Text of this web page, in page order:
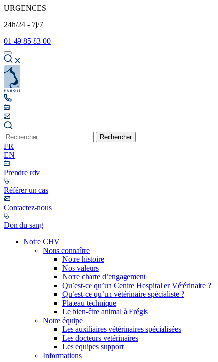
URGENCES
24h/24 - 7j/7
01 49 85 83 00
Rechercher
FR
EN
Prendre rdv
Référer un cas
Contactez-nous
Don du sang
Notre CHV
Nous connaître
Notre histoire
Nos valeurs
Notre charte d’engagement
Qu’est-ce qu’un Centre Hospitalier Vétérinaire ?
Qu’est-ce qu’un vétérinaire spécialiste ?
Plateau technique
Le bien-être animal à Frégis
Notre équipe
Les auxiliaires vétérinaires spécialisées
Les docteurs vétérinaires
Les équipes support
Informations